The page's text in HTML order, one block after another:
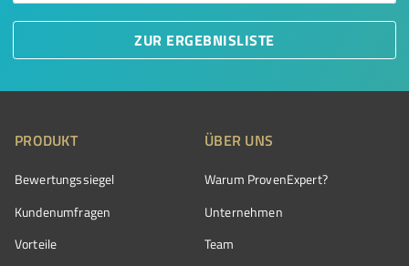
ZUR ERGEBNISLISTE
PRODUKT
Bewertungssiegel
Kundenumfragen
Vorteile
ÜBER UNS
Warum ProvenExpert?
Unternehmen
Team